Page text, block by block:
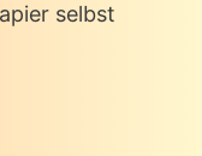
selbst